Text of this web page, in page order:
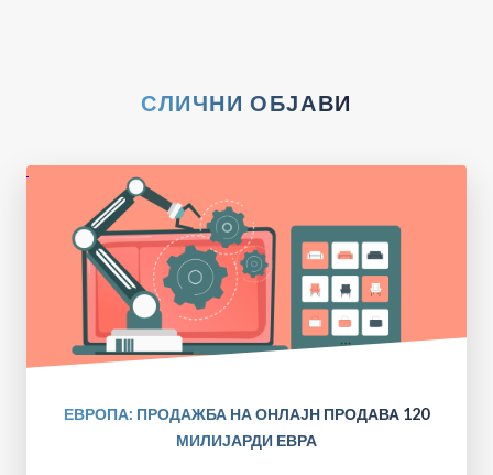
СЛИЧНИ ОБЈАВИ
ЕВРОПА: ПРОДАЖБА НА ОНЛАЈН ПРОДАВА 120
МИЛИЈАРДИ ЕВРА